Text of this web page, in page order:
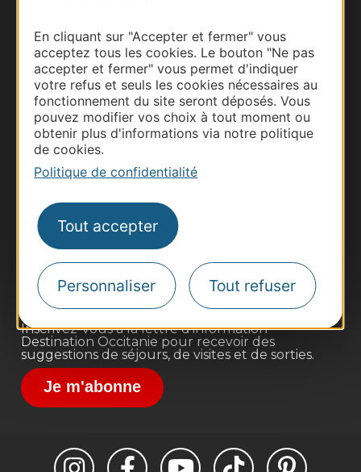
En cliquant sur "Accepter et fermer" vous
acceptez tous les cookies. Le bouton "Ne pas
accepter et fermer" vous permet d'indiquer
votre refus et seuls les cookies nécessaires au
fonctionnement du site seront déposés. Vous
pouvez modifier vos choix à tout moment ou
obtenir plus d'informations via notre politique
de cookies.
Politique de confidentialité
Tout accepter
Personnaliser Tout refuser
Thermalisme
Business/Mice
Pros d'Occitanie
Site presse et d'influence
Voyagistes
Destination Sport
Inscrivez-vous à la lettre d'information
Destination Occitanie pour recevoir des
suggestions de séjours, de visites et de sorties.
Je m'abonne